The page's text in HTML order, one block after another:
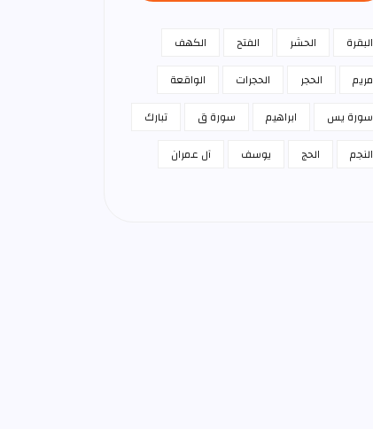
البقرة الحشر الفتح
الكهف
مريم
الحجر الحجرات
الواقعة
سورة يس
ابراهيم سورة ق
تبارك
النجم
الحج يوسف آل عمران